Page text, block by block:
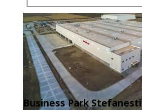
Business Park Stefanesti